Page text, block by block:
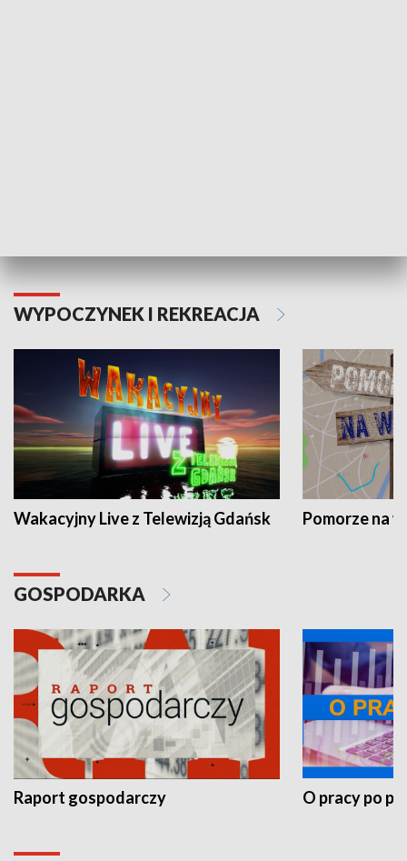
WYPOCZYNEK I REKREACJA
Wakacyjny Live z Telewizją Gdańsk Pomorze na
GOSPODARKA
Raport gospodarczy O pracy po